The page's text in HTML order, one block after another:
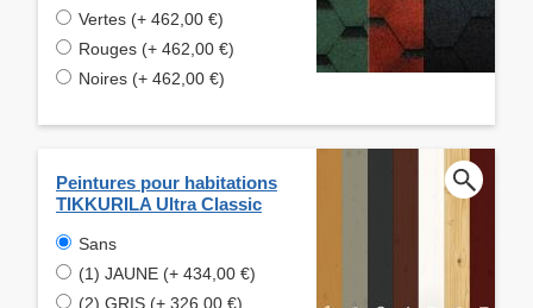
Vertes (+ 462,00 €)
Rouges (+ 462,00 €)
Noires (+ 462,00 €)
Peintures pour habitations
TIKKURILA Ultra Classic
Sans
(1) JAUNE (+ 434,00 €)
(2) GRIS (+ 326,00 €)